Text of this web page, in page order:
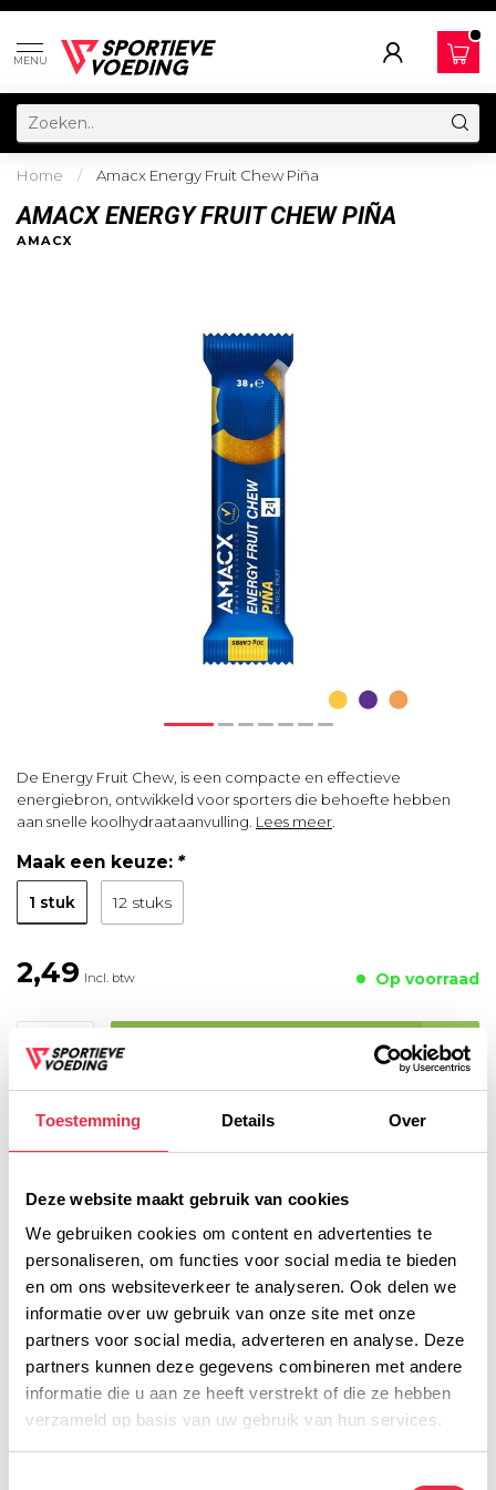
Toestemming Details Over
Deze website maakt gebruik van cookies
We gebruiken cookies om content en advertenties te
personaliseren, om functies voor social media te bieden
en om ons websiteverkeer te analyseren. Ook delen we
informatie over uw gebruik van onze site met onze
partners voor social media, adverteren en analyse. Deze
partners kunnen deze gegevens combineren met andere
informatie die u aan ze heeft verstrekt of die ze hebben
verzameld op basis van uw gebruik van hun services.
MENU
Home / Amacx Energy Fruit Chew Piña
AMACX ENERGY FRUIT CHEW PIÑA
AMACX
De Energy Fruit Chew, is een compacte en effectieve
energiebron, ontwikkeld voor sporters die behoefte hebben
aan snelle koolhydraataanvulling. Lees meer
Maak een keuze: *
1 stuk 12 stuks
2,49 Incl. btw Op voorraad
Voor 16:00 besteld, dezelfde werkdag
verzonden
Voor 16:00 besteld, dezelfde werkdag verzonden
Gratis verzending vanaf € 45,- (NL)
Gratis cadeau vanaf € 75,-
Productomschrijving
Voedingswaarde